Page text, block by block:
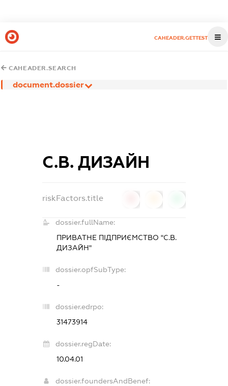
CAHEADER.GETTEST
CAHEADER.SEARCH
document.dossier
С.В. ДИЗАЙН
riskFactors.title
dossier.fullName:
ПРИВАТНЕ ПІДПРИЄМСТВО "С.В.
ДИЗАЙН"
dossier.opfSubType:
-
dossier.edrpo:
31473914
dossier.regDate:
10.04.01
dossier.foundersAndBenef: